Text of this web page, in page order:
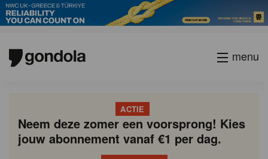
menu
ACTIE
Neem deze zomer een voorsprong! Kies
jouw abonnement vanaf €1 per dag.